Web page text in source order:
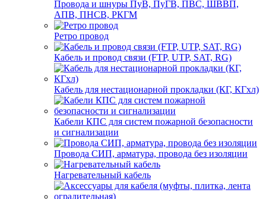
Провода и шнуры ПуВ, ПуГВ, ПВС, ШВВП,
АПВ, ПНСВ, РКГМ
Ретро провод
Кабель и провод связи (FTP, UTP, SAT, RG)
Кабель для нестационарной прокладки (КГ, КГхл)
Кабели КПС для систем пожарной безопасности
и сигнализации
Провода СИП, арматура, провода без изоляции
Нагревательный кабель